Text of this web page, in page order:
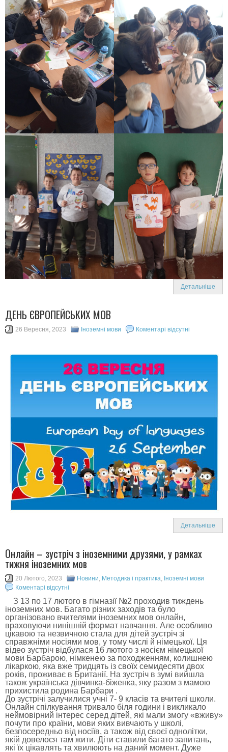
Детальніше
ДЕНЬ ЄВРОПЕЙСЬКИХ МОВ
26 Вересня, 2023 Іноземні мови Коментарі відсутні
Детальніше
Онлайн – зустріч з іноземними друзями, у рамках
тижня іноземних мов
20 Лютого, 2023 Новини Методика і практика Іноземні мови
Коментарі відсутні
З 13 по 17 лютого в гімназії №2 проходив тиждень
іноземних мов. Багато різних заходів та було
організовано вчителями іноземних мов онлайн,
враховуючи нинішній формат навчання. Але особливо
цікавою та незвичною стала для дітей зустріч зі
справжніми носіями мов, у тому числі й німецької. Ця
відео зустріч відбулася 16 лютого з носієм німецької
мови Барбарою, німкенею за походженням, колишнею
лікаркою, яка вже тридцять із своїх семидесяти двох
років, проживає в Британії. На зустріч в зумі вийшла
також українська дівчинка-біженка, яку разом з мамою
прихистила родина Барбари .
До зустрічі залучилися учні 7- 9 класів та вчителі школи.
Онлайн спілкування тривало біля години і викликало
неймовірний інтерес серед дітей, які мали змогу «вживу»
почути про країни, мови яких вивчають у школі,
безпосередньо від носіїв, а також від своєї однолітки,
якій довелося там жити. Діти ставили багато запитань,
які їх цікавлять та хвилюють на даний момент. Дуже